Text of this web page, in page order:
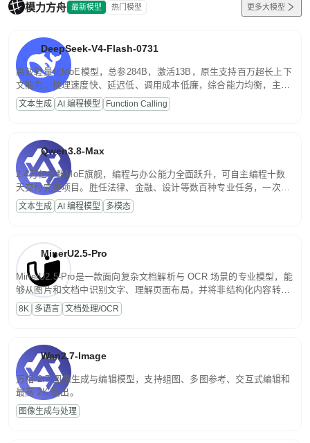
模力方舟 最新模型 热门模型 更多大模型
DeepSeek-V4-Flash-0731
高效轻量化MoE模型，总参284B，激活13B，原生支持百万超长上下
文能力。推理速度快、延迟低、调用成本低廉，综合能力均衡，主打
高并发、轻量化任务，适合日常对话、内容创作、基础 RAG、批量
文案处理等普惠刚需场景。
文本生成 AI 编程模型 Function Calling
Qwen3.8-Max
2.4万亿参数MoE旗舰，编程与办公能力全面跃升，可自主编程十数
天交付完整项目。胜任法律、金融、设计等数百种专业任务，一次对
话端到端交付生产级成果。原生视觉理解贯穿规划、执行与验证全流
程，支持超长文档与长视频的深度语义解析。长程任务中自主规划与
文本生成 AI 编程模型 多模态
MinerU2.5-Pro
MinerU2.5-Pro是一款面向复杂文档解析与 OCR 场景的专业模型，能
够从图片和文档中识别文字、理解页面布局，并将非结构化内容转换
为便于存储、检索和二次处理的结构化结果。
8K 多语言 文档处理/OCR
Wan2.7-Image
万相 2.7 图像生成与编辑模型，支持组图、多图参考、交互式编辑和
最高 2K 输出。
图像生成与处理